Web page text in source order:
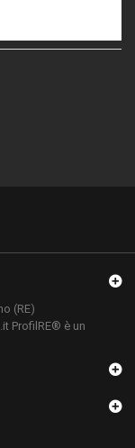
(RE)
ProfilRE® è un